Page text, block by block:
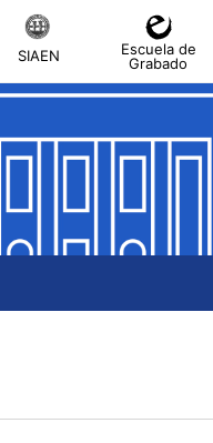
SIAEN
Escuela de
Grabado